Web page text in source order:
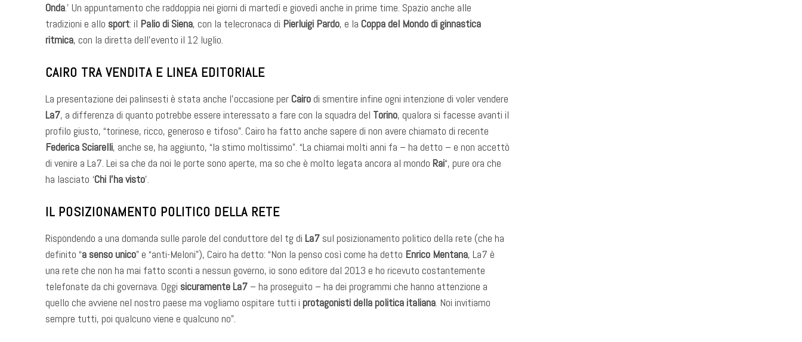
Onda.’ Un appuntamento che raddoppia nei giorni di martedì e giovedì anche in prime time. Spazio anche alle
tradizioni e allo sport: il Palio di Siena, con la telecronaca di Pierluigi Pardo, e la Coppa del Mondo di ginnastica
ritmica, con la diretta dell’evento il 12 luglio.
CAIRO TRA VENDITA E LINEA EDITORIALE
La presentazione dei palinsesti è stata anche l’occasione perCairodi smentire infine ogni intenzione di voler vendere
La7, a differenza di quanto potrebbe essere interessato a fare con la squadra del Torino, qualora si facesse avanti il
profilo giusto, “torinese, ricco, generoso e tifoso”. Cairo ha fatto anche sapere di non avere chiamato di recente
Federica Sciarelli, anche se, ha aggiunto, “la stimo moltissimo”. “La chiamai molti anni fa – ha detto – e non accettò
di venire a La7. Lei sa che da noi le porte sono aperte, ma so che è molto legata ancora al mondo Rai“, pure ora che
ha lasciato ‘Chi l’ha visto’.
IL POSIZIONAMENTO POLITICO DELLA RETE
Rispondendo a una domanda sulle parole del conduttore del tg di La7 sul posizionamento politico della rete (che ha
definito “a senso unico” e “anti-Meloni”), Cairo ha detto: “Non la penso così come ha detto Enrico Mentana, La7 è
una rete che non ha mai fatto sconti a nessun governo, io sono editore dal 2013 e ho ricevuto costantemente
telefonate da chi governava. Oggi sicuramente La7 – ha proseguito – ha dei programmi che hanno attenzione a
quello che avviene nel nostro paese ma vogliamo ospitare tutti i protagonisti della politica italiana. Noi invitiamo
sempre tutti, poi qualcuno viene e qualcuno no”.